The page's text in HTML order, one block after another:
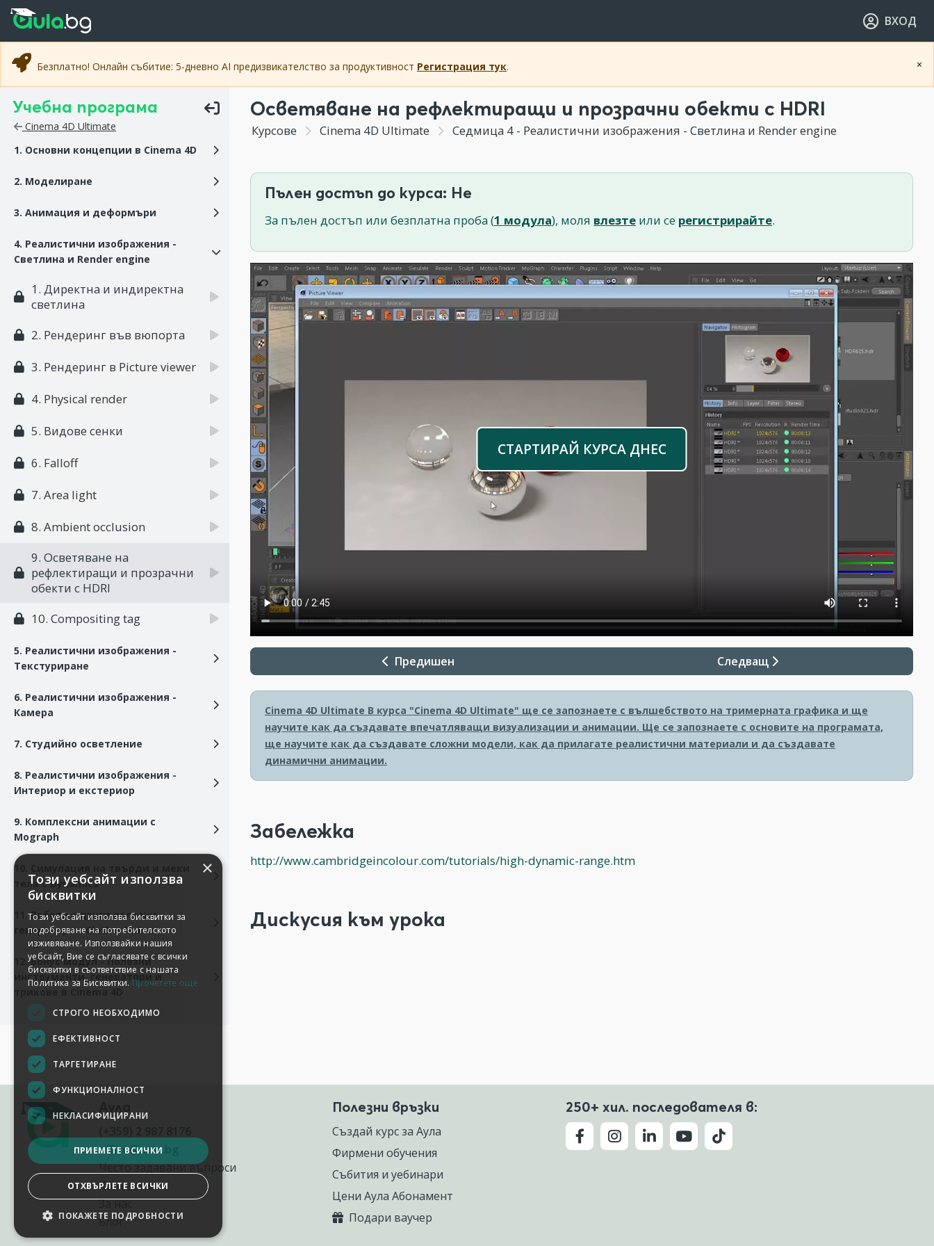
Прескочи към основното съдържание
Прескочи към навигацията
ВХОД
×
Безплатно! Онлайн събитие: 5-дневно AI предизвикателство за продуктивност Регистрация тук.
Учебна програма
Cinema 4D Ultimate
1. Основни концепции в Cinema 4D
2. Моделиране
3. Анимация и деформъри
4. Реалистични изображения -
Светлина и Render engine
1. Директна и индиректна
светлина
2. Рендеринг във вюпорта
3. Рендеринг в Picture viewer
4. Physical render
5. Видове сенки
6. Falloff
7. Area light
8. Ambient occlusion
9. Осветяване на
рефлектиращи и прозрачни
обекти с HDRI
10. Compositing tag
5. Реалистични изображения -
Текстуриране
6. Реалистични изображения -
Камера
7. Студийно осветление
8. Реалистични изображения -
Интериор и екстериор
9. Комплексни анимации с
Mograph
10. Симулация на твърди и меки
тела с Dynamics
11. Работа с други полезни
генератори - Cloth и Hair
12. Бонус модул - Полезни
инструменти, генератори и
Осветяване на рефлектиращи и прозрачни обекти с HDRI
Курсове Cinema 4D Ultimate Седмица 4 - Реалистични изображения - Светлина и Render engine
Пълен достъп до курса: Не
За пълен достъп или безплатна проба (1 модула), моля влезте или се регистрирайте.
СТАРТИРАЙ КУРСА ДНЕС
Предишен Следващ
Cinema 4D Ultimate В курса "Cinema 4D Ultimate" ще се запознаете с вълшебството на тримерната графика и ще
научите как да създавате впечатляващи визуализации и анимации. Ще се запознаете с основите на програмата,
ще научите как да създавате сложни модели, как да прилагате реалистични материали и да създавате
динамични анимации.
Забележка
http://www.cambridgeincolour.com/tutorials/high-dynamic-range.htm
Дискусия към урока
office@aula.bg
Често задавани въпроси
Контакти
За нас
Блог
Полезни връзки
Създай курс за Аула
Фирмени обучения
Събития и уебинари
Цени Аула Абонамент
Подари ваучер
250+ хил. последователя в:
×
Този уебсайт използва
бисквитки
Този уебсайт използва бисквитки за
подобряване на потребителското
изживяване. Използвайки нашия
уебсайт, Вие се съгласявате с всички
бисквитки в съответствие с нашата
Политика за Бисквитки. Прочетете още
СТРОГО НЕОБХОДИМО
ЕФЕКТИВНОСТ
ТАРГЕТИРАНЕ
ФУНКЦИОНАЛНОСТ
НЕКЛАСИФИЦИРАНИ
ПРИЕМЕТЕ ВСИЧКИ
ОТХВЪРЛЕТЕ ВСИЧКИ
ПОКАЖЕТЕ ПОДРОБНОСТИ